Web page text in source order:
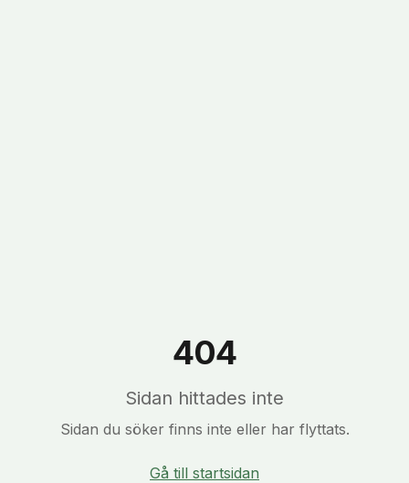
404
Sidan hittades inte
Sidan du söker finns inte eller har flyttats.
Gå till startsidan